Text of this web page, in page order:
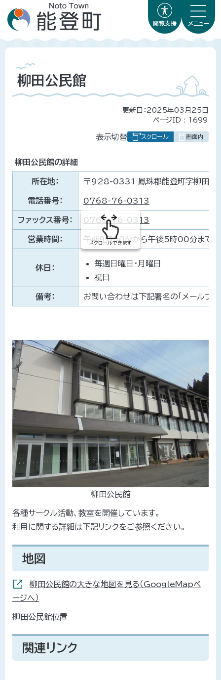
閲覧支援 メニュー
柳田公民館
更新日：2025年03月25日
ページID : 1699
表
の
表示切替
柳田公民館の詳細
所在地： 〒928-0331 鳳珠郡能登町字柳田仁
電話番号： 0768-76-0313
ファックス番号： 0768-76-0313
営業時間： 午前9時00分から午後5時00分まで
休日：
毎週日曜日・月曜日
祝日
備考： お問い合わせは下記署名の「メールフ
スクロールできます
柳田公民館
各種サークル活動、教室を開催しています。
利用に関する詳細は下記リンクをご参照ください。
地図
柳田公民館の大きな地図を見る（GoogleMapペ
ージへ）
柳田公民館位置
関連リンク